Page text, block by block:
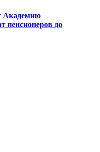
Академию
пенсионеров до